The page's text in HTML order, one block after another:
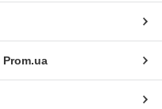
Prom.ua